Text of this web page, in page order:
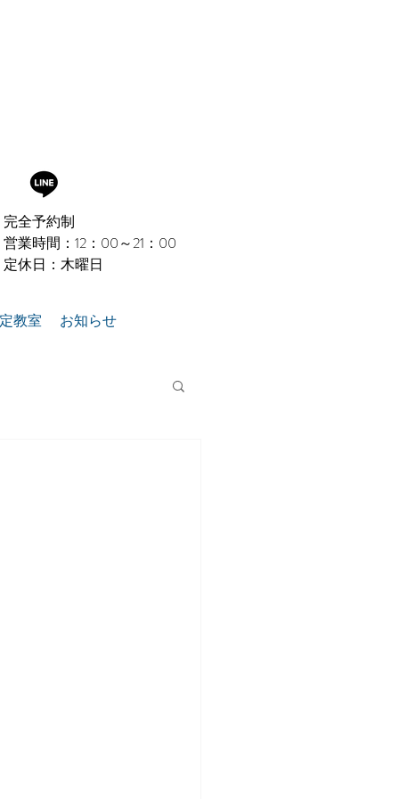
完全予約制
営業時間：12：00～21：00
定休日：木曜日​
教室 お知らせ